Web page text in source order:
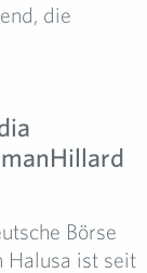
die
Börse
Halusa ist seit